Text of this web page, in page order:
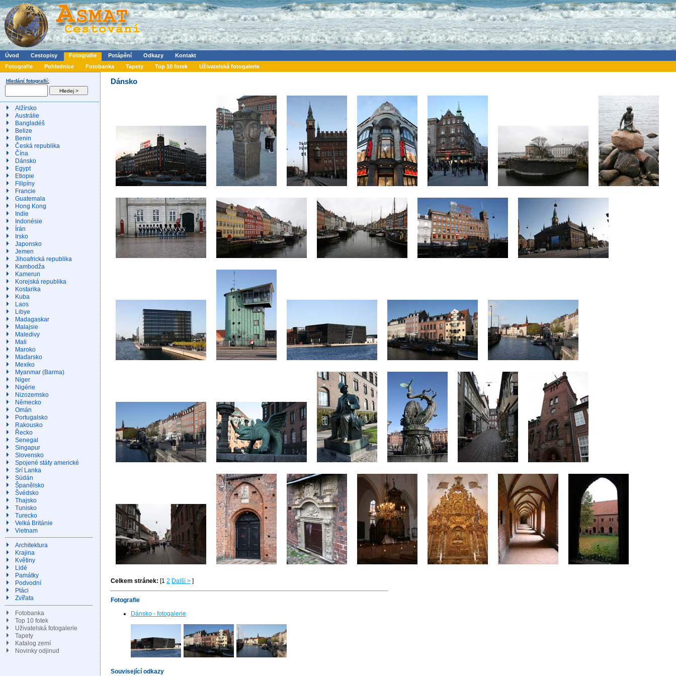
Úvod Cestopisy Fotografie Potápění Odkazy
Kontakt
Fotografie
Pohlednice Fotobanka Tapety Top 10 fotek Uživatelská fotogalerie
Hledání fotografií:
Alžírsko
Austrálie
Bangladéš
Belize
Benin
Česká republika
Čína
Dánsko
Egypt
Etiopie
Filipíny
Francie
Guatemala
Hong Kong
Indie
Indonésie
Írán
Irsko
Japonsko
Jemen
Jihoafrická republika
Kambodža
Kamerun
Korejská republika
Kostarika
Kuba
Laos
Libye
Madagaskar
Malajsie
Maledivy
Mali
Maroko
Maďarsko
Mexiko
Myanmar (Barma)
Niger
Nigérie
Nizozemsko
Německo
Omán
Portugalsko
Rakousko
Řecko
Senegal
Singapur
Slovensko
Spojené státy americké
Srí Lanka
Súdán
Španělsko
Švédsko
Thajsko
Tunisko
Turecko
Velká Británie
Vietnam
Architektura
Krajina
Květiny
Lidé
Památky
Podvodní
Ptáci
Zvířata
Fotobanka
Top 10 fotek
Uživatelská fotogalerie
Tapety
Katalog zemí
Novinky odjinud
Dánsko
Celkem stránek: [1 2 Další > ]
Fotografie
Dánsko - fotogalerie
Související odkazy